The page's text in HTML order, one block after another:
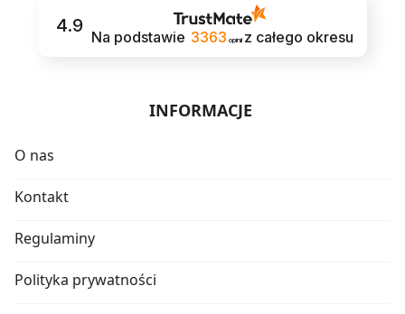
4.9
Na podstawie 3363 opinii z całego okresu
INFORMACJE
O nas
Kontakt
Regulaminy
Polityka prywatności